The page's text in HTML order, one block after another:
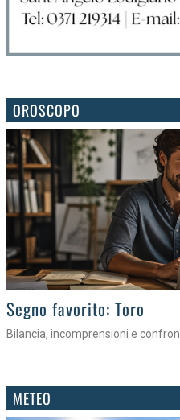
OROSCOPO
>
Segno favorito: Toro
Bilancia, incomprensioni e
METEO